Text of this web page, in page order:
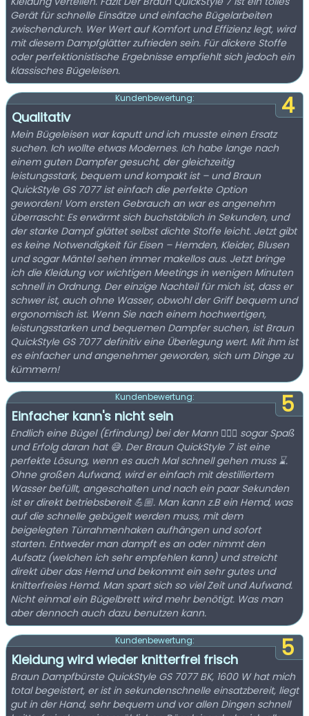
Gerät für schnelle Einsätze und einfache Bügelarbeiten
zwischendurch. Wer Wert auf Komfort und Effizienz legt, wird
mit diesem Dampfglätter zufrieden sein. Für dickere Stoffe
oder perfektionistische Ergebnisse empfiehlt sich jedoch ein
klassisches Bügeleisen.
4
Kundenbewertung:
Qualitativ
Mein Bügeleisen war kaputt und ich musste einen Ersatz
suchen. Ich wollte etwas Modernes. Ich habe lange nach
einem guten Dampfer gesucht, der gleichzeitig
leistungsstark, bequem und kompakt ist – und Braun
QuickStyle GS 7077 ist einfach die perfekte Option
geworden! Vom ersten Gebrauch an war es angenehm
überrascht: Es erwärmt sich buchstäblich in Sekunden, und
der starke Dampf glättet selbst dichte Stoffe leicht. Jetzt gibt
es keine Notwendigkeit für Eisen – Hemden, Kleider, Blusen
und sogar Mäntel sehen immer makellos aus. Jetzt bringe
ich die Kleidung vor wichtigen Meetings in wenigen Minuten
schnell in Ordnung. Der einzige Nachteil für mich ist, dass er
schwer ist, auch ohne Wasser, obwohl der Griff bequem und
ergonomisch ist. Wenn Sie nach einem hochwertigen,
leistungsstarken und bequemen Dampfer suchen, ist Braun
QuickStyle GS 7077 definitiv eine Überlegung wert. Mit ihm ist
es einfacher und angenehmer geworden, sich um Dinge zu
kümmern!
5
Kundenbewertung:
Einfacher kann's nicht sein
Endlich eine Bügel (Erfindung) bei der Mann 🙋🏼‍♂️ sogar Spaß
und Erfolg daran hat 😅. Der Braun QuickStyle 7 ist eine
perfekte Lösung, wenn es auch Mal schnell gehen muss ⌛.
Ohne großen Aufwand, wird er einfach mit destilliertem
Wasser befüllt, angeschalten und nach ein paar Sekunden
ist er direkt betriebsbereit 💪🏼. Man kann z.B ein Hemd, was
auf die schnelle gebügelt werden muss, mit dem
beigelegten Türrahmenhaken aufhängen und sofort
starten. Entweder man dampft es an oder nimmt den
Aufsatz (welchen ich sehr empfehlen kann) und streicht
direkt über das Hemd und bekommt ein sehr gutes und
knitterfreies Hemd. Man spart sich so viel Zeit und Aufwand.
Nicht einmal ein Bügelbrett wird mehr benötigt. Was man
aber dennoch auch dazu benutzen kann.
5
Kundenbewertung:
Kleidung wird wieder knitterfrei frisch
Braun Dampfbürste QuickStyle GS 7077 BK, 1600 W hat mich
total begeistert, er ist in sekundenschnelle einsatzbereit, liegt
gut in der Hand, sehr bequem und vor allen Dingen schnell